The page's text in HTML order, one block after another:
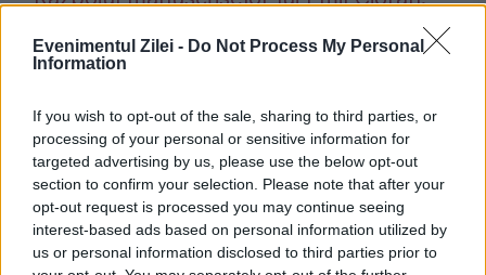
Evenimentul Zilei - Do Not Process My Personal
Information
If you wish to opt-out of the sale, sharing to third parties, or
processing of your personal or sensitive information for
targeted advertising by us, please use the below opt-out
section to confirm your selection. Please note that after your
opt-out request is processed you may continue seeing
interest-based ads based on personal information utilized by
us or personal information disclosed to third parties prior to
Războiul manuscriselor lui Emil Cioran.
Gabriel Liiceanu l-a dat în judecată pe
Eugen Simion
5 FEBRUARIE 2018